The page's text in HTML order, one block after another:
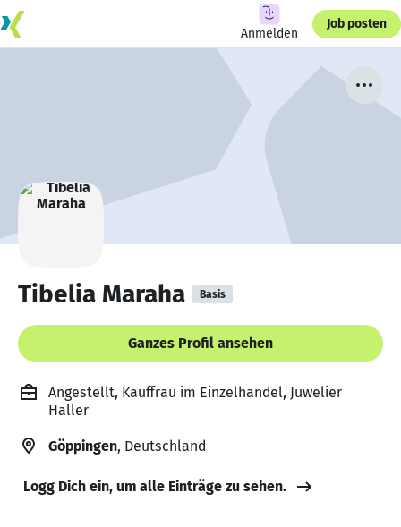
Anmelden
Job posten
Tibelia Maraha Basis
Ganzes Profil ansehen
Angestellt, Kauffrau im Einzelhandel, Juwelier
Haller
Göppingen, Deutschland
Logg Dich ein, um alle Einträge zu sehen.